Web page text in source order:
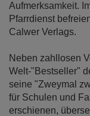
Aufmerksamkeit.
Pfarrdienst
Calwer Verlags.
Neben zahllosen
Welt-"Bestseller"
seine "Zweymal
für Schulen und
erschienen,